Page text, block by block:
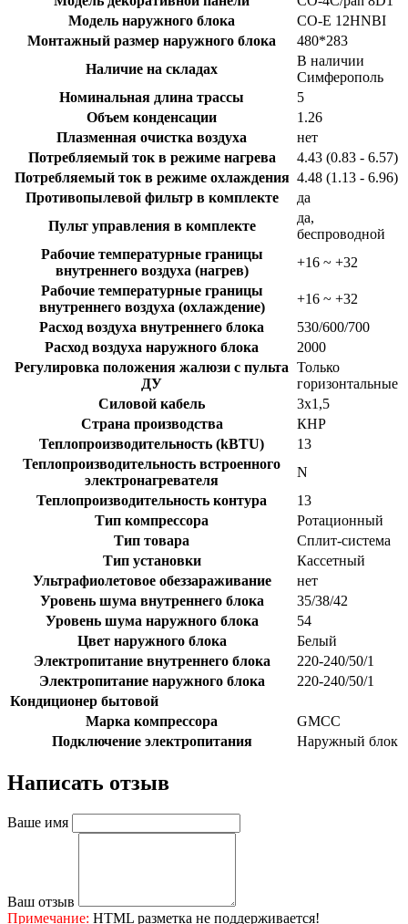
Модель наружного блока
CO-E 12HNBI
Монтажный размер наружного блока
480*283
Наличие на складах
В наличии
Симферополь
Номинальная длина трассы
5
Объем конденсации
1.26
Плазменная очистка воздуха
нет
Потребляемый ток в режиме нагрева
4.43 (0.83 - 6.57)
Потребляемый ток в режиме охлаждения 4.48 (1.13 - 6.96)
Противопылевой фильтр в комплекте
да
Пульт управления в комплекте
да,
беспроводной
Рабочие температурные границы
внутреннего воздуха (нагрев)
+16 ~ +32
Рабочие температурные границы
внутреннего воздуха (охлаждение)
+16 ~ +32
Расход воздуха внутреннего блока
530/600/700
Расход воздуха наружного блока
2000
Регулировка положения жалюзи с пульта
ДУ
Только
горизонтальные
Силовой кабель
3x1,5
Страна производства
КНР
Теплопроизводительность (kBTU)
13
Теплопроизводительность встроенного
электронагревателя
N
Теплопроизводительность контура
13
Тип компрессора
Ротационный
Тип товара
Сплит-система
Тип установки
Кассетный
Ультрафиолетовое обеззараживание
нет
Уровень шума внутреннего блока
35/38/42
Уровень шума наружного блока
54
Цвет наружного блока
Белый
Электропитание внутреннего блока
220-240/50/1
Электропитание наружного блока
220-240/50/1
Кондиционер бытовой
Марка компрессора
GMCC
Подключение электропитания
Наружный блок
Написать отзыв
Ваше имя
Ваш отзыв
Примечание: HTML разметка не поддерживается!